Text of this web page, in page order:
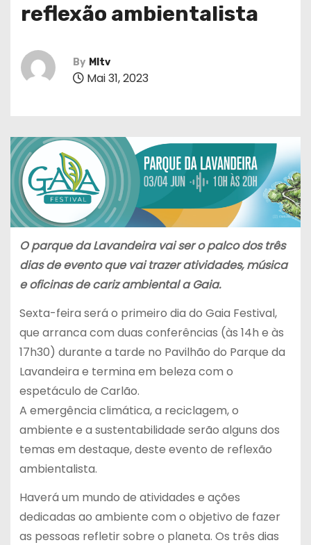
reflexão ambientalista
By MItv
Mai 31, 2023
O parque da Lavandeira vai ser o palco dos três
dias de evento que vai trazer atividades, música
e oficinas de cariz ambiental a Gaia.
Sexta-feira será o primeiro dia do Gaia Festival,
que arranca com duas conferências (às 14h e às
17h30) durante a tarde no Pavilhão do Parque da
Lavandeira e termina em beleza com o
espetáculo de Carlão.
A emergência climática, a reciclagem, o
ambiente e a sustentabilidade serão alguns dos
temas em destaque, deste evento de reflexão
ambientalista.
Haverá um mundo de atividades e ações
dedicadas ao ambiente com o objetivo de fazer
as pessoas refletir sobre o planeta. Os três dias